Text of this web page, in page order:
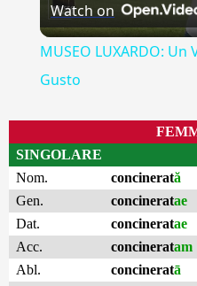
Watch on
MUSEO LUXARDO:
Gusto
SINGOLARE
Nom.
concinerată
Gen.
concineratae
Dat.
concineratae
Acc.
concineratam
Abl.
concineratā